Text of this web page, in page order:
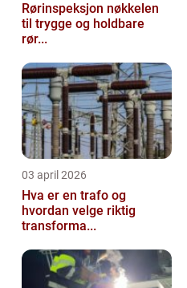
Rørinspeksjon nøkkelen
til trygge og holdbare
rør...
03 april 2026
Hva er en trafo og
hvordan velge riktig
transforma...